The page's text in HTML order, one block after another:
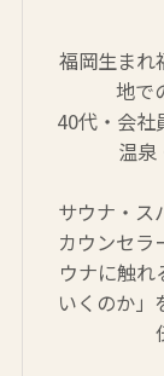
福岡生まれ
地で
40代・会社
温泉
サウナ・ス
カウンセラ
ウナに触れ
いくのか」